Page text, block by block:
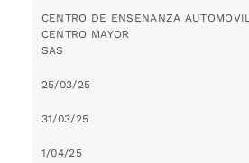
CENTRO DE ENSENANZA
CENTRO MAYOR
SAS
25/03/25
31/03/25
1/04/25